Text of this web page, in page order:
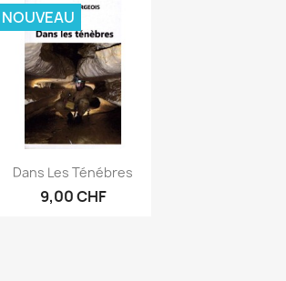
Aperçu rapide
Dans Les Ténébres
9,00 CHF
NOUVEAU